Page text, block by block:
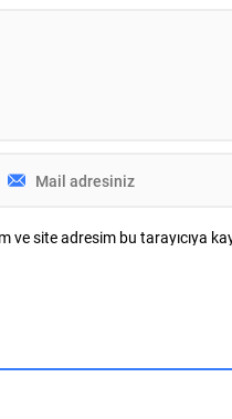
ve site adresim bu tarayıcıya